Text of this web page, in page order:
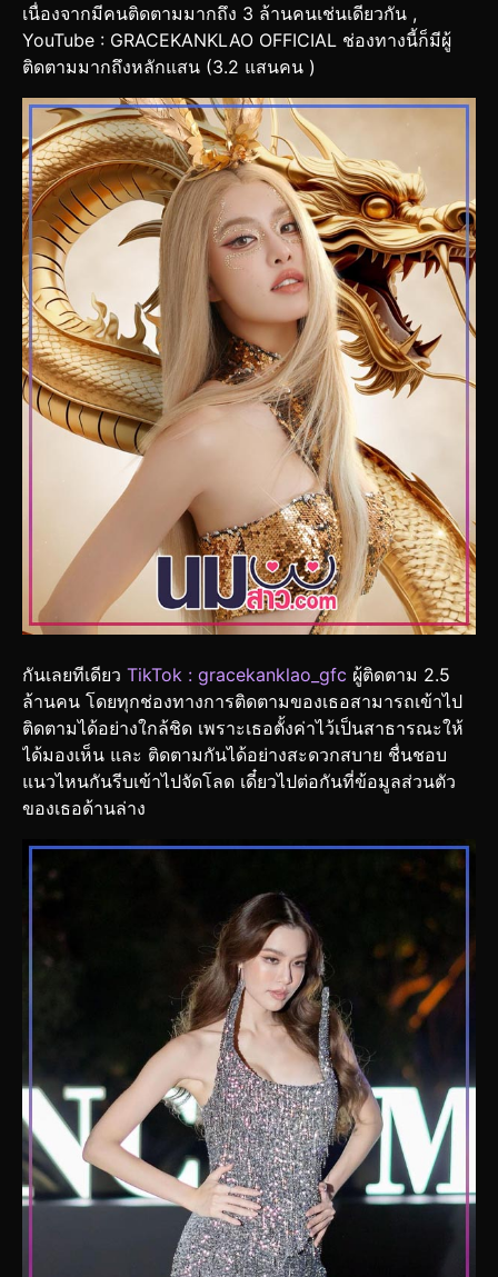
เนื่องจากมีคนติดตามมากถึง 3 ล้านคนเช่นเดียวกัน ,
YouTube : GRACEKANKLAO OFFICIAL ช่องทางนี้ก็มีผู้
ติดตามมากถึงหลักแสน (3.2 แสนคน )
กันเลยทีเดียว TikTok : gracekanklao_gfc ผู้ติดตาม 2.5
ล้านคน โดยทุกช่องทางการติดตามของเธอสามารถเข้าไป
ติดตามได้อย่างใกล้ชิด เพราะเธอตั้งค่าไว้เป็นสาธารณะให้
ได้มองเห็น และ ติดตามกันได้อย่างสะดวกสบาย ชื่นชอบ
แนวไหนกันรีบเข้าไปจัดโลด เดี๋ยวไปต่อกันที่ข้อมูลส่วนตัว
ของเธอด้านล่าง